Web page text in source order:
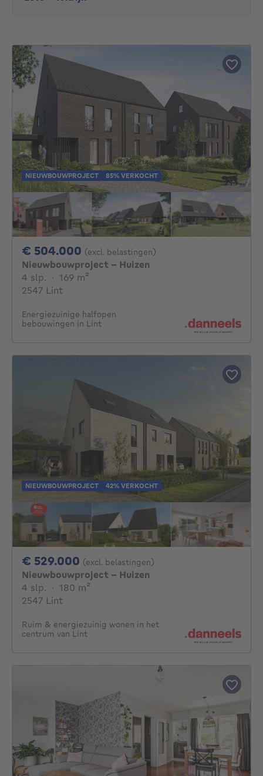
NIEUWBOUWPROJECT 85% VERKOCHT
€ 504.000 504000€
(excl. belastingen)
Nieuwbouwproject - Huizen
4 slp. 4 slaapkamers
· 169 m²
2547 Lint
Energiezuinige halfopen
bebouwingen in Lint
NIEUWBOUWPROJECT 42% VERKOCHT
€ 529.000 529000€
(excl. belastingen)
Nieuwbouwproject - Huizen
4 slp. 4 slaapkamers
· 180 m²
2547 Lint
Ruim & energiezuinig wonen in het
centrum van Lint